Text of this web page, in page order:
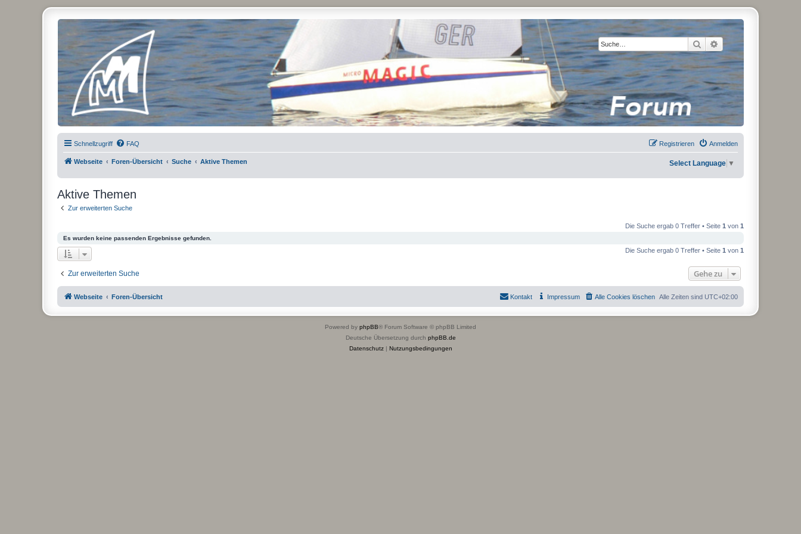
Suche Erweiterte Suche
Micro Magic Forum Deutschland
Schnellzugriff FAQ Anmelden
Registrieren
Webseite Foren-Übersicht Suche Aktive Themen Select Language ▼
Aktive Themen
Zur erweiterten Suche
Die Suche ergab 0 Treffer • Seite 1 von 1
Es wurden keine passenden Ergebnisse gefunden.
Die Suche ergab 0 Treffer • Seite 1 von 1
Zur erweiterten Suche Gehe zu
Webseite Foren-Übersicht Alle Zeiten sind UTC+02:00
Alle Cookies löschen
Impressum
Kontakt
Powered by phpBB® Forum Software © phpBB Limited
Deutsche Übersetzung durch phpBB.de
Datenschutz| Nutzungsbedingungen